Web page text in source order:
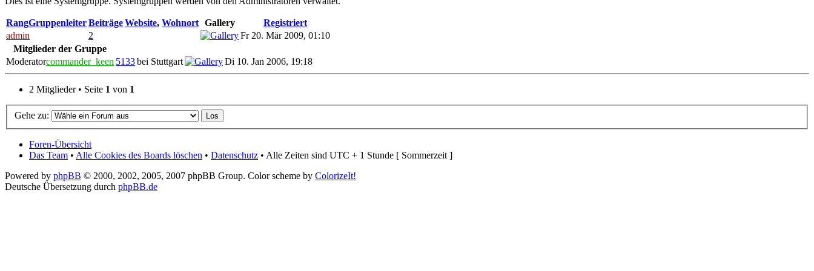
RangGruppenleiterBeiträgeWebsite, Wohnort Gallery
Registriert
admin
2
Fr 20. Mär 2009, 01:10
Mitglieder der Gruppe
Moderatorcommander_keen 5133bei Stuttgart Di 10. Jan 2006, 19:18
2 Mitglieder • Seite 1 von 1
Gehe zu:
Foren-Übersicht
Das Team • Alle Cookies des Boards löschen • Datenschutz • Alle Zeiten sind UTC + 1 Stunde [ Sommerzeit ]
Powered by phpBB © 2000, 2002, 2005, 2007 phpBB Group. Color scheme by ColorizeIt!
Deutsche Übersetzung durch phpBB.de